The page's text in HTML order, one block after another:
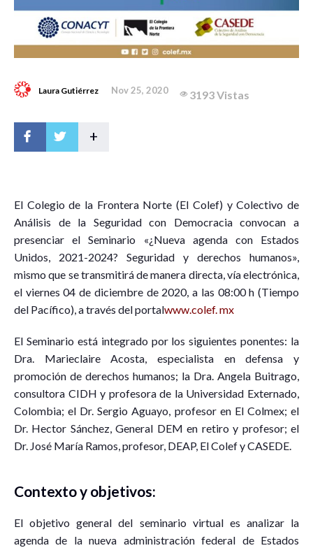
Laura Gutiérrez Nov 25, 2020 3193 Vistas
+
El Colegio de la Frontera Norte (El Colef) y Colectivo de
Análisis de la Seguridad con Democracia convocan a
presenciar el Seminario «¿Nueva agenda con Estados
Unidos, 2021-2024? Seguridad y derechos humanos»,
mismo que se transmitirá de manera directa, vía electrónica,
el viernes 04 de diciembre de 2020, a las 08:00 h (Tiempo
del Pacífico), a través del portalwww.colef. mx
El Seminario está integrado por los siguientes ponentes: la
Dra. Marieclaire Acosta, especialista en defensa y
promoción de derechos humanos; la Dra. Angela Buitrago,
consultora CIDH y profesora de la Universidad Externado,
Colombia; el Dr. Sergio Aguayo, profesor en El Colmex; el
Dr. Hector Sánchez, General DEM en retiro y profesor; el
Dr. José María Ramos, profesor, DEAP, El Colef y CASEDE.
Contexto y objetivos:
El objetivo general del seminario virtual es analizar la
agenda de la nueva administración federal de Estados